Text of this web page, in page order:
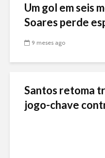
Um gol em seis
Soares perde
9 meses ago
Santos retoma
jogo-chave